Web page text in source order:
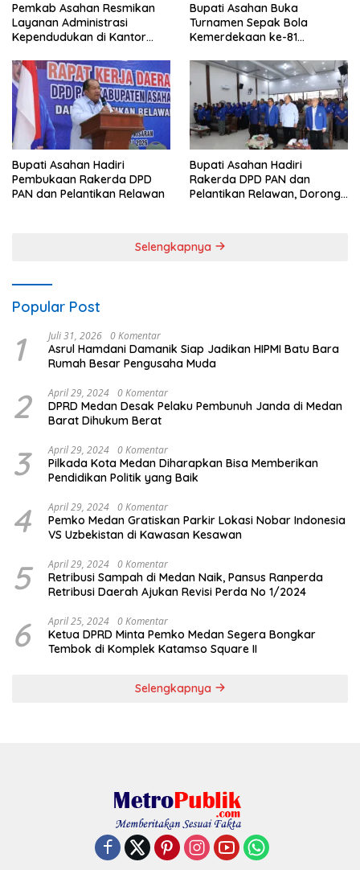
Pemkab Asahan Resmikan
Layanan Administrasi
Kependudukan di Kantor
Bupati Asahan Buka
Turnamen Sepak Bola
Kemerdekaan ke-81
0208/Asahan
Bupati Asahan Hadiri
Pembukaan Rakerda DPD
PAN dan Pelantikan Relawan
Bupati Asahan Hadiri
Rakerda DPD PAN dan
Pelantikan Relawan, Dorong
Selengkapnya
Popular Post
1 Juli 31, 2026 0 Komentar
Asrul Hamdani Damanik Siap Jadikan HIPMI Batu Bara
Rumah Besar Pengusaha Muda
2 April 29, 2024 0 Komentar
DPRD Medan Desak Pelaku Pembunuh Janda di Medan
Barat Dihukum Berat
3 April 29, 2024 0 Komentar
Pilkada Kota Medan Diharapkan Bisa Memberikan
Pendidikan Politik yang Baik
4 April 29, 2024 0 Komentar
Pemko Medan Gratiskan Parkir Lokasi Nobar Indonesia
VS Uzbekistan di Kawasan Kesawan
5 April 29, 2024 0 Komentar
Retribusi Sampah di Medan Naik, Pansus Ranperda
Retribusi Daerah Ajukan Revisi Perda No 1/2024
6 April 25, 2024 0 Komentar
Ketua DPRD Minta Pemko Medan Segera Bongkar
Tembok di Komplek Katamso Square II
Selengkapnya